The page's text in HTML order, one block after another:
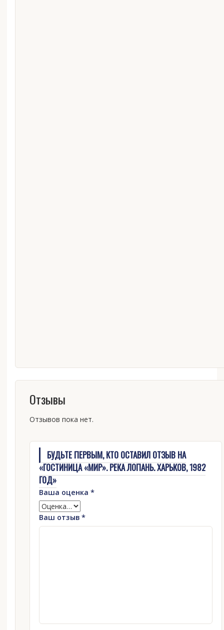
Отзывы
Отзывов пока нет.
БУДЬТЕ ПЕРВЫМ, КТО ОСТАВИЛ ОТЗЫВ НА
«ГОСТИНИЦА «МИР». РЕКА ЛОПАНЬ. ХАРЬКОВ, 1982
ГОД»
Ваша оценка *
Ваш отзыв *